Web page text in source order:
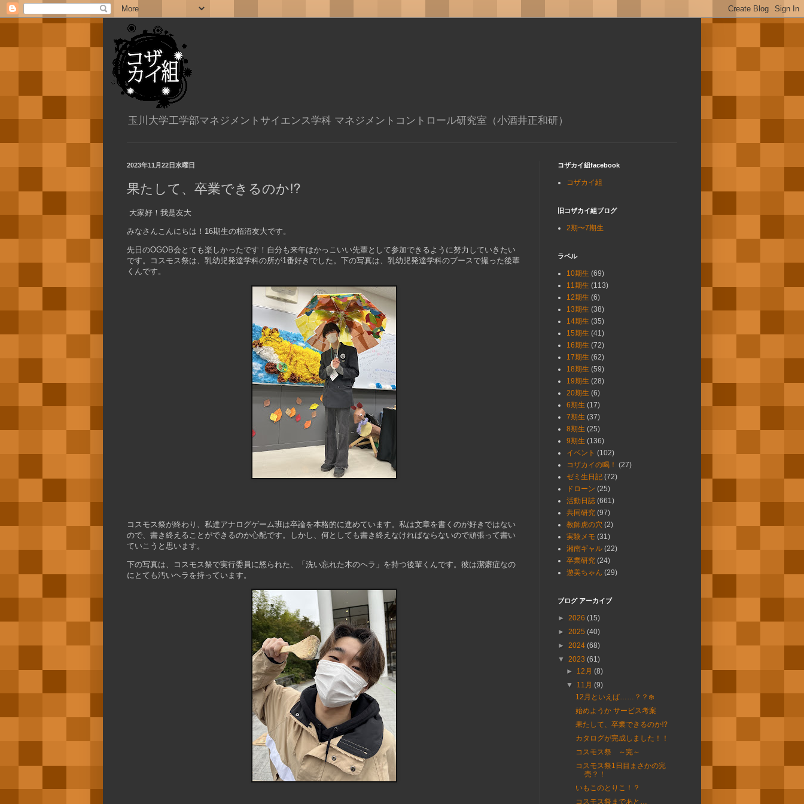
玉川大学工学部マネジメントサイエンス学科 マネジメントコントロール研究室（小酒井正和研）
2023年11月22日水曜日
果たして、卒業できるのか⁉︎
大家好！我是友大
みなさんこんにちは！16期生の栢沼友大です。
先日のOGOB会とても楽しかったです！自分も来年はかっこいい先輩として参加できるように努力していきたい
です。コスモス祭は、乳幼児発達学科の所が1番好きでした。下の写真は、乳幼児発達学科のブースで撮った後輩
くんです。
コスモス祭が終わり、私達アナログゲーム班は卒論を本格的に進めています。私は文章を書くのが好きではない
ので、書き終えることができるのか心配です。しかし、何としても書き終えなければならないので頑張って書い
ていこうと思います。
下の写真は、コスモス祭で実行委員に怒られた、「洗い忘れた木のヘラ」を持つ後輩くんです。彼は潔癖症なの
にとても汚いヘラを持っています。
コザカイ組facebook
コザカイ組
旧コザカイ組ブログ
2期〜7期生
ラベル
10期生 (69)
11期生 (113)
12期生 (6)
13期生 (38)
14期生 (35)
15期生 (41)
16期生 (72)
17期生 (62)
18期生 (59)
19期生 (28)
20期生 (6)
6期生 (17)
7期生 (37)
8期生 (25)
9期生 (136)
イベント (102)
コザカイの喝！ (27)
ゼミ生日記 (72)
ドローン (25)
活動日誌 (661)
共同研究 (97)
教師虎の穴 (2)
実験メモ (31)
湘南ギャル (22)
卒業研究 (24)
遊美ちゃん (29)
ブログ アーカイブ
► 2026 (15)
► 2025 (40)
► 2024 (68)
▼ 2023 (61)
► 12月(8)
▼ 11月(9)
12月といえば……？？❄️
始めようか サービス考案
果たして、卒業できるのか⁉︎
カタログが完成しました！！
コスモス祭 ～完～
コスモス祭1日目まさかの完
売？！
いもこのとりこ！？
コスモス祭まであと…